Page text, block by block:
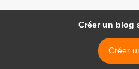
Créer un blog
Créer